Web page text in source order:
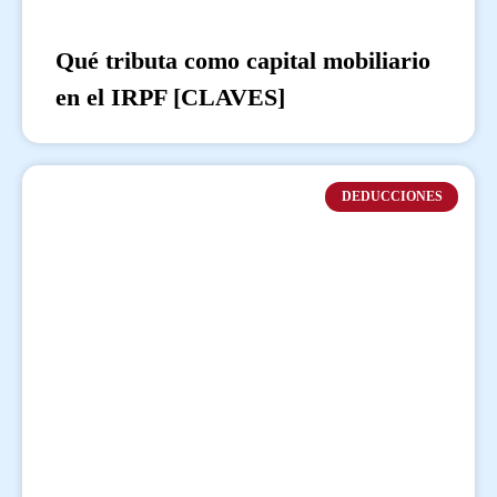
Qué tributa como capital mobiliario
en el IRPF [CLAVES]
DEDUCCIONES